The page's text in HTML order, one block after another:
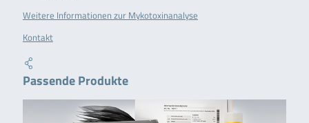
Weitere Informationen zur Mykotoxinanalyse
Kontakt
Passende Produkte